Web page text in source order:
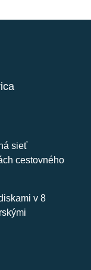
sieť
cestovného
v 8